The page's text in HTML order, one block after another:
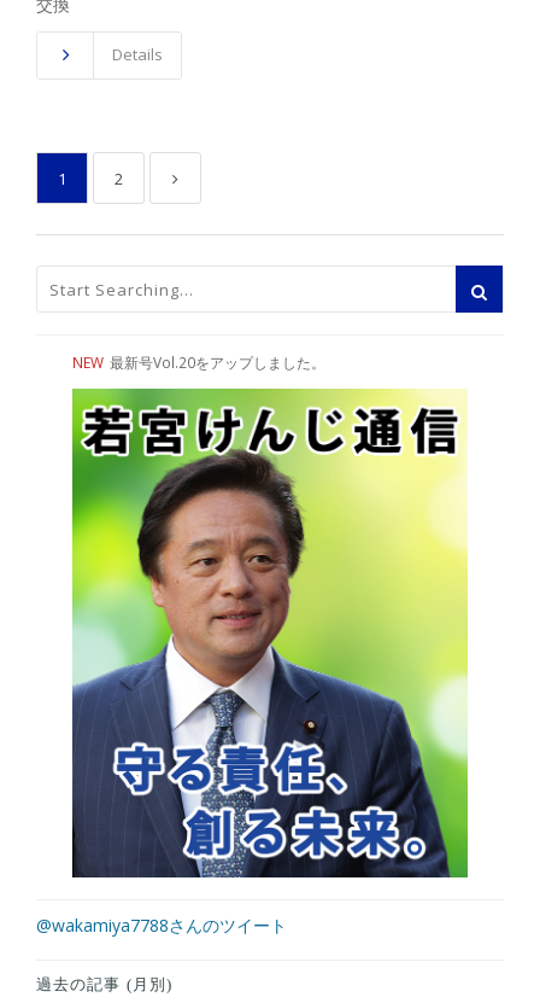
交換
Details
1 2
NEW 最新号Vol.20をアップしました。
@wakamiya7788さんのツイート
過去の記事 (月別)